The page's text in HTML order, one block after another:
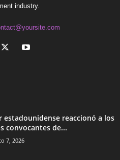
industry.
estadounidense reaccionó a los
convocantes de...
7, 2026